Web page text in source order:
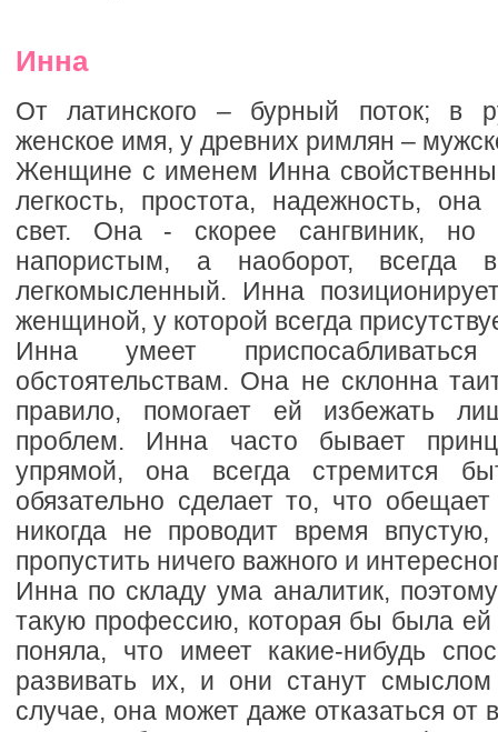
Инна
От латинского – бурный поток; в
женское имя, у древних римлян –
Женщине с именем Инна свойственны
легкость, простота, надежность, она
свет. Она - скорее сангвиник,
напористым, а наоборот, всегда
легкомысленный. Инна
женщиной, у которой всегда
Инна умеет
обстоятельствам. Она не склонна
правило, помогает ей избежать
проблем. Инна часто бывает
упрямой, она всегда стремится
обязательно сделает то, что
никогда не проводит время
пропустить ничего важного и
Инна по складу ума аналитик,
такую профессию, которая бы была
поняла, что имеет какие-нибудь
развивать их, и они станут
случае, она может даже отказаться от